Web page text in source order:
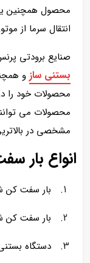
محصول همچنین
انتقال سرما از
صنایع برودتی
بستنی ساز و
محصولات خود را
محصولات می
مشخصی در
انواع بار
بار سفت کن
بار سفت کن
دستگاه